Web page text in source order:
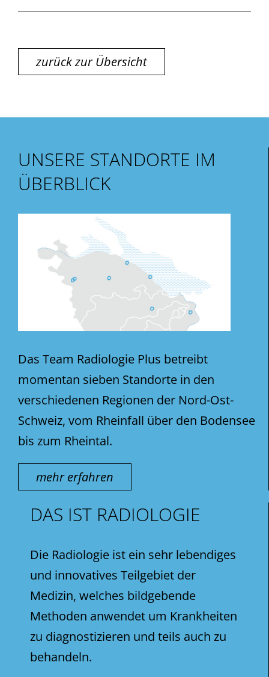
zurück zur Übersicht
UNSERE STANDORTE IM
ÜBERBLICK
Das Team Radiologie Plus betreibt
momentan sieben Standorte in den
verschiedenen Regionen der Nord-Ost-
Schweiz, vom Rheinfall über den Bodensee
bis zum Rheintal.
mehr erfahren
DAS IST RADIOLOGIE
Die Radiologie ist ein sehr lebendiges
und innovatives Teilgebiet der
Medizin, welches bildgebende
Methoden anwendet um Krankheiten
zu diagnostizieren und teils auch zu
behandeln.